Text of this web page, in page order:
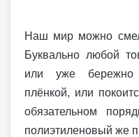
Наш мир можно
Буквально любой
или уже бережно
плёнкой, или
обязательном
полиэтиленовый же